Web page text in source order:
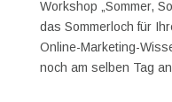
Workshop „Sommer,
das Sommerloch für
Online-Marketing-
noch am selben Tag